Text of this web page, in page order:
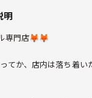
明
専門店🦊🦊
てか、店内は落ち着い